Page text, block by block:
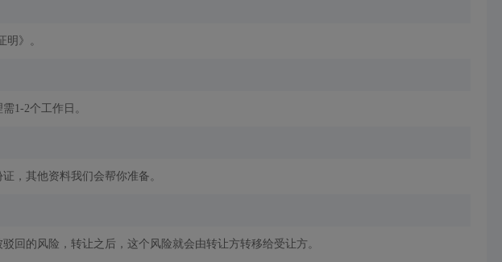
》。
1-2个工作日。
，其他资料我们会帮你准备。
回的风险，转让之后，这个风险就会由转让方转移给受让方。